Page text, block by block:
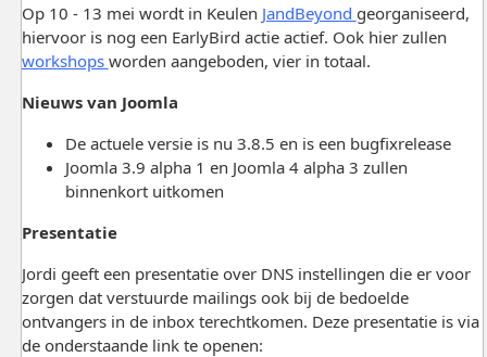
Op 10 - 13 mei wordt in Keulen JandBeyond georganiseerd,
hiervoor is nog een EarlyBird actie actief. Ook hier zullen
workshops worden aangeboden, vier in totaal.
Nieuws van Joomla
De actuele versie is nu 3.8.5 en is een bugfixrelease
Joomla 3.9 alpha 1 en Joomla 4 alpha 3 zullen
binnenkort uitkomen
Presentatie
Jordi geeft een presentatie over DNS instellingen die er voor
zorgen dat verstuurde mailings ook bij de bedoelde
ontvangers in de inbox terechtkomen. Deze presentatie is via
de onderstaande link te openen: